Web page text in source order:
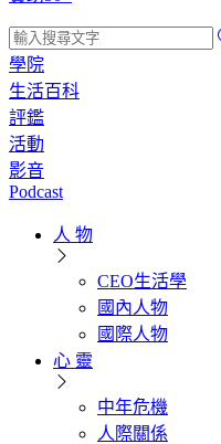
學院
生活百科
評鑑
活動
影音
Podcast
人 物
CEO生活學
國內人物
國際人物
心 靈
中年危機
人際關係